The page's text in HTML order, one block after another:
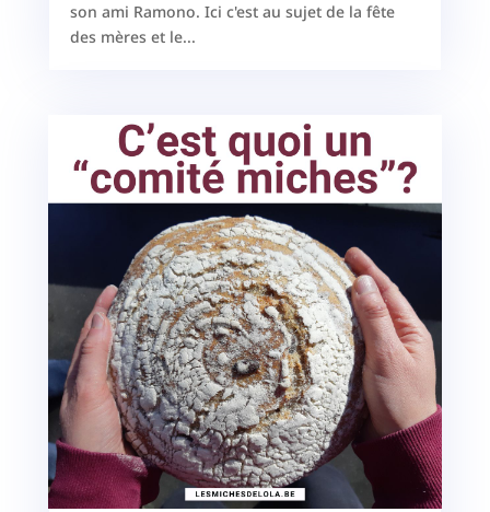
son ami Ramono. Ici c'est au sujet de la fête
des mères et le...